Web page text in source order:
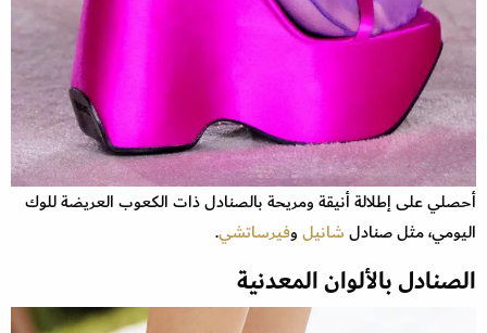
أحصلي على إطلالة أنيقة ومريحة بالصنادل ذات الكعوب العريضة للوك
اليومي، مثل صنادلشانيلوفيرساتشي.
الصنادل بالألوان المعدنية